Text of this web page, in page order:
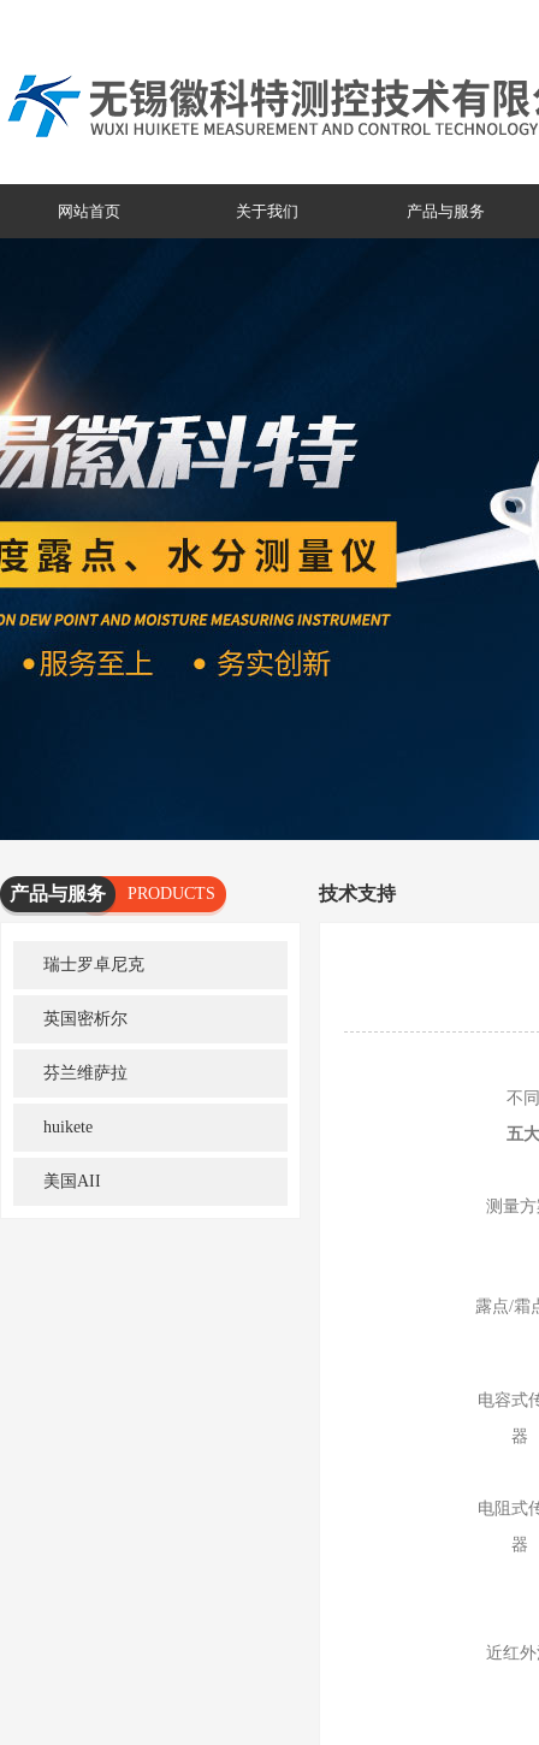
网站首页 关于我们 产品与服务
产品与服务
PRODUCTS
SERVICES
瑞士罗卓尼克
英国密析尔
芬兰维萨拉
huikete
美国AII
技术支持
不同技
五
测量方
露点/霜
电容式
器
电阻式
器
近红外